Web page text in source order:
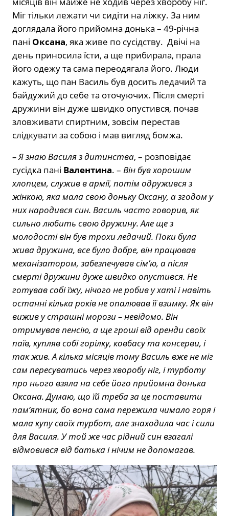
Міг тільки лежати чи сидіти на ліжку. За ним
доглядала його прийомна донька – 49-річна
пані Оксана, яка живе по сусідству. Двічі на
день приносила їсти, а ще прибирала, прала
його одежу та сама переодягала його. Люди
кажуть, що пан Василь був досить ледачий та
байдужий до себе та оточуючих. Після смерті
дружини він дуже швидко опустився, почав
зловживати спиртним, зовсім перестав
слідкувати за собою і мав вигляд бомжа.
– Я знаю Василя з дитинства, – розповідає
сусідка пані Валентина. – Він був хорошим
хлопцем, служив в армії, потім одружився з
жінкою, яка мала свою доньку Оксану, а згодом у
них народився син. Василь часто говорив, як
сильно любить свою дружину. Але ще з
молодості він був трохи ледачий. Поки була
жива дружина, все було добре, він працював
механізатором, забезпечував сім’ю, а після
смерті дружини дуже швидко опустився. Не
готував собі їжу, нічого не робив у хаті і навіть
останні кілька років не опалював її взимку. Як він
вижив у страшні морози – невідомо. Він
отримував пенсію, а ще гроші від оренди своїх
паїв, купляв собі горілку, ковбасу та консерви, і
так жив. А кілька місяців тому Василь вже не міг
сам пересуватись через хворобу ніг, і турботу
про нього взяла на себе його прийомна донька
Оксана. Думаю, що їй треба за це поставити
пам’ятник, бо вона сама пережила чимало горя і
мала купу своїх турбот, але знаходила час і сили
для Василя. У той же час рідний син взагалі
відмовився від батька і нічим не допомагав.